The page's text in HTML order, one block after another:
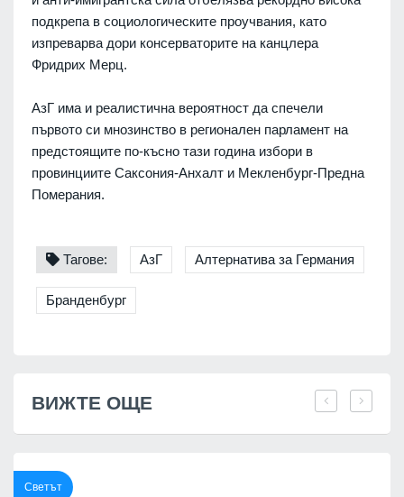
подкрепа в социологическите проучвания, като
изпреварва дори консерваторите на канцлера
Фридрих Мерц.
АзГ има и реалистична вероятност да спечели
първото си мнозинство в регионален парламент на
предстоящите по-късно тази година избори в
провинциите Саксония-Анхалт и Мекленбург-Предна
Померания.
Тагове: АзГ Алтернатива за Германия
Бранденбург
ВИЖТЕ ОЩЕ
Светът